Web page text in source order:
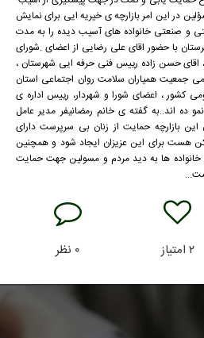
در این امر بازارچه ی خیریه ایی برای نمایش
و صنعتی خانواده های آسیب دیده را به مدت
تاریخ 15\11\1396در شهرستان با حضور اقای علی رضایی از اعضای .شورای
، اقای حسن زاده رییس فنی حرفه ایی شهرستان ،
جمعیت همیاران سلامت روان اجتماعی استان
کشور ، اعضای شورا و شهردار، رییس اداره ی
ده اند..به گفته ی خانم رمضانیفر مدیر عامل
این بازارچه حمایت از زنان بی سرپرست دارای
هست برای این عزیزان ایجاد شود و همچنین
خانواده ها به دید مردم و مسولین جهت حمایت
۲ امتیاز ۰ نظر